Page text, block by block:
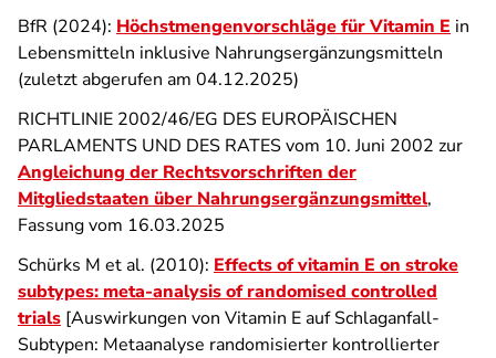
BfR (2024): Höchstmengenvorschläge für Vitamin E in
Lebensmitteln inklusive Nahrungsergänzungsmitteln
(zuletzt abgerufen am 04.12.2025)
RICHTLINIE 2002/46/EG DES EUROPÄISCHEN
PARLAMENTS UND DES RATES vom 10. Juni 2002 zur
Angleichung der Rechtsvorschriften der
Mitgliedstaaten über Nahrungsergänzungsmittel,
Fassung vom 16.03.2025
Schürks M et al. (2010): Effects of vitamin E on stroke
subtypes: meta-analysis of randomised controlled
trials [Auswirkungen von Vitamin E auf Schlaganfall-
Subtypen: Metaanalyse randomisierter kontrollierter